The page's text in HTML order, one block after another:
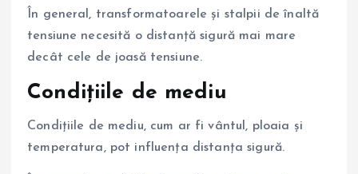
În general, transformatoarele și stalpii de înaltă
tensiune necesită o distanță sigură mai mare
decât cele de joasă tensiune.
Condițiile de mediu
Condițiile de mediu, cum ar fi vântul, ploaia și
temperatura, pot influența distanța sigură.